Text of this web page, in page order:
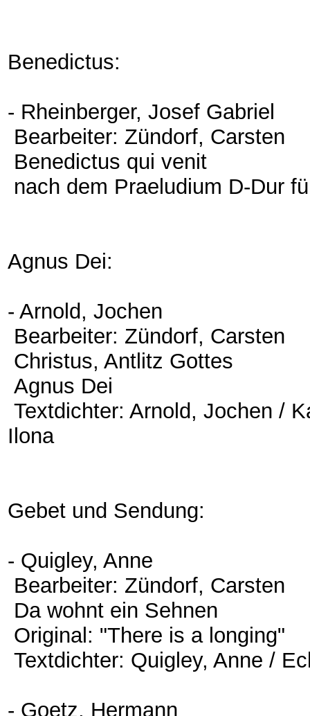
Benedictus:
- Rheinberger, Josef Gabriel
Bearbeiter: Zündorf, Carsten
Benedictus qui venit
nach dem Praeludium D-Dur
Agnus Dei:
- Arnold, Jochen
Bearbeiter: Zündorf, Carsten
Christus, Antlitz Gottes
Agnus Dei
Textdichter: Arnold, Jochen /
Ilona
Gebet und Sendung:
- Quigley, Anne
Bearbeiter: Zündorf, Carsten
Da wohnt ein Sehnen
Original: "There is a longing"
Textdichter: Quigley, Anne /
- Goetz, Hermann